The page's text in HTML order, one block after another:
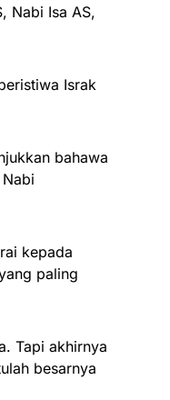
Nabi Isa AS,
Israk
kepada
paling
Tapi akhirnya
besarnya